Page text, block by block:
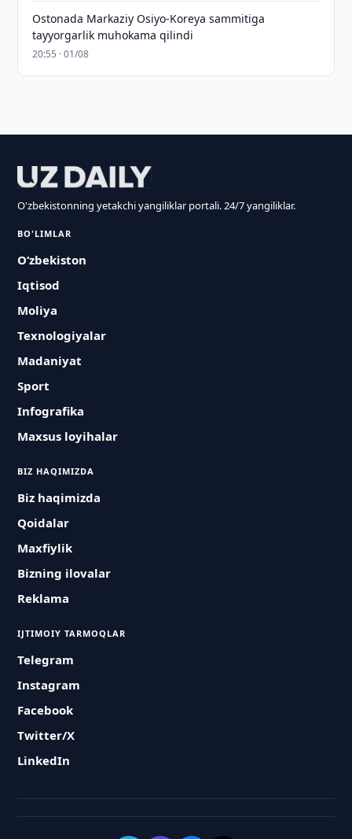
Ostonada Markaziy Osiyo-Koreya sammitiga
tayyorgarlik muhokama qilindi
20:55 · 01/08
O'zbekistonning yetakchi yangiliklar portali. 24/7 yangiliklar.
BO'LIMLAR
O‘zbekiston
Iqtisod
Moliya
Texnologiyalar
Madaniyat
Sport
Infografika
Maxsus loyihalar
BIZ HAQIMIZDA
Biz haqimizda
Qoidalar
Maxfiylik
Bizning ilovalar
Reklama
IJTIMOIY TARMOQLAR
Telegram
Instagram
Facebook
Twitter/X
LinkedIn